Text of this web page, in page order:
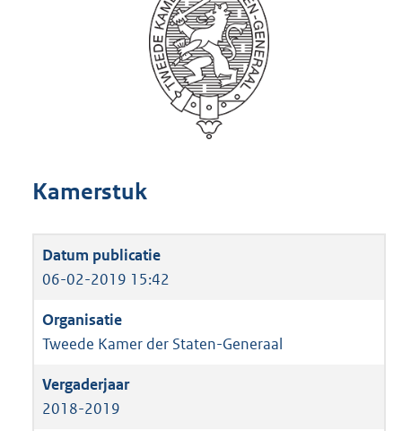
Kamerstuk
06-02-2019 15:42
Tweede Kamer der Staten-Generaal
2018-2019